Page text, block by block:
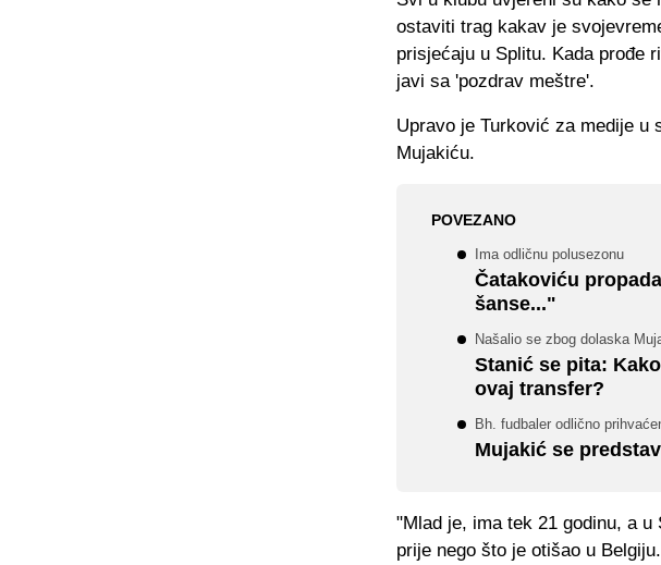
ostaviti trag kakav je
prisjećaju u Splitu. Kada prođe
javi sa 'pozdrav meštre'.
Upravo je Turković za medije u
Mujakiću.
POVEZANO
Ima odličnu polusezonu
Čatakoviću
šanse..."
Našalio se zbog dolaska
Stanić se pita:
ovaj transfer?
Bh. fudbaler odlično
Mujakić se
"Mlad je, ima tek 21 godinu, a
prije nego što je otišao u